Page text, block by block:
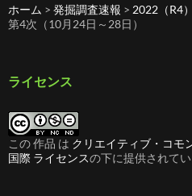
事
ホーム > 発掘調査速報 > 2022（R4
第4次（10月24日～28日）
ライセンス
この 作品 は クリエイティブ・コモ
国際 ライセンスの下に提供されてい